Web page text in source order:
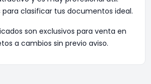
para clasificar tus documentos ideal.
son exclusivos para venta en
a cambios sin previo aviso.